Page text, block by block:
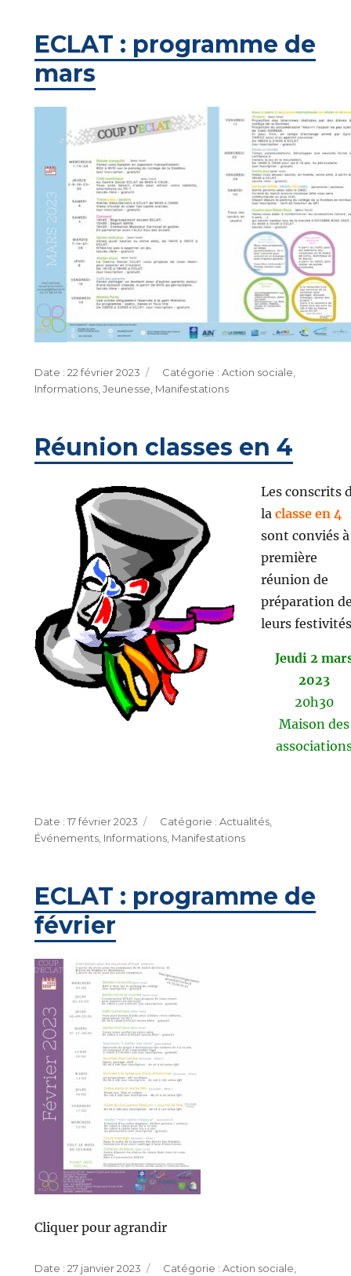
ECLAT : programme de
mars
Publié
le
22 février 2023 Catégories
Action sociale
Informations, Jeunesse Manifestations
Réunion classes en 4
Les conscrits
la classe en 4
sont conviés
première
réunion de
préparation
leurs
Jeudi 2
2023
20h30
Maison des
Publié
le
17 février 2023 Catégories
Actualités,
Événements, Informations, Manifestations
ECLAT : programme de
février
Cliquer pour agrandir
Publié
27 janvier 2023 Catégories
Action sociale